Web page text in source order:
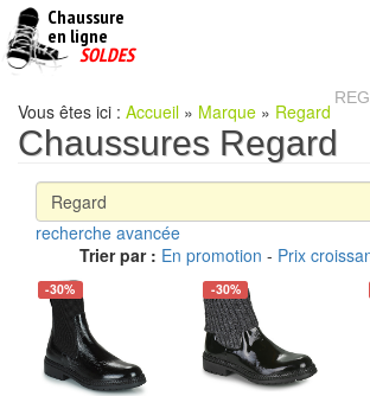
Chaussure
en ligne
pas
SOLDES
Vous êtes ici : Accueil » Marque » Regard
Chaussures Regard
recherche avancée
Trier par : En promotion - Prix
-30% -30%